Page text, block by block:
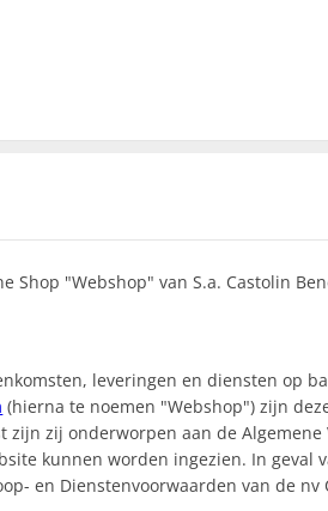
Shop "Webshop" van S.a. Castolin
leveringen en diensten op
(hierna te noemen "Webshop") zijn
zijn zij onderworpen aan de
kunnen worden ingezien. In
en Dienstenvoorwaarden van de nv